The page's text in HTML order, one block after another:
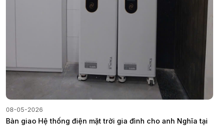
08-05-2026
Bàn giao Hệ thống điện mặt trời gia đình cho anh Nghĩa tại